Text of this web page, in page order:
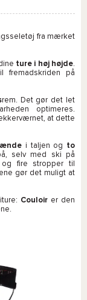
fra mærket
ture i høj højde.
fremadskriden på
rem. Det gør det let
optimeres.
at dette
i taljen og to
selv med ski på
og fire stropper til
gør det muligt at
Couloir er den